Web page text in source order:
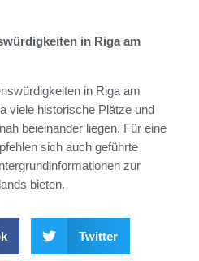
in Riga am
in Riga am
viele historische Plätze und
beieinander liegen. Für eine
sich auch geführte
zur
bieten.
Twitter